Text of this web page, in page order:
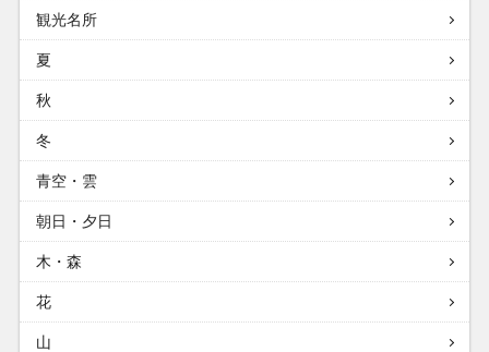
観光名所
夏
秋
冬
青空・雲
朝日・夕日
木・森
花
山